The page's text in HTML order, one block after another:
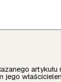
artykułu
jego